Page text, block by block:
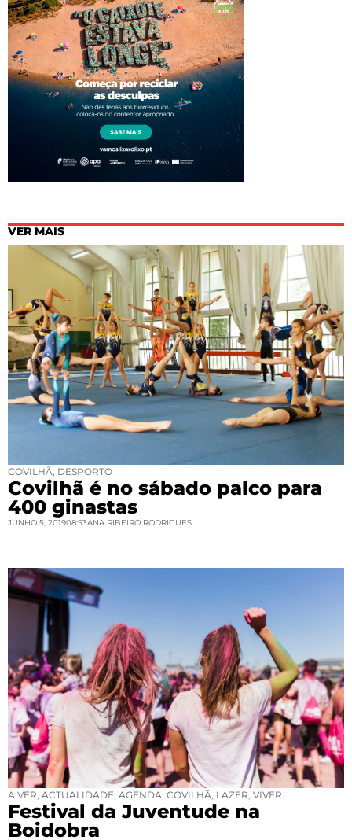
VER MAIS
COVILHÃ, DESPORTO
Covilhã é no sábado palco para
400 ginastas
JUNHO 5, 201908:53ANA RIBEIRO RODRIGUES
A VER, ACTUALIDADE, AGENDA, COVILHÃ, LAZER, VIVER
Festival da Juventude na
Boidobra